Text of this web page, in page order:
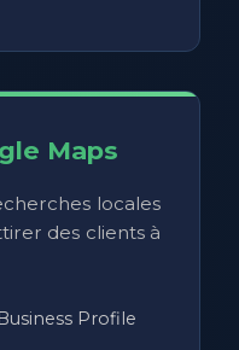
Maps
locales
des clients à
Profile